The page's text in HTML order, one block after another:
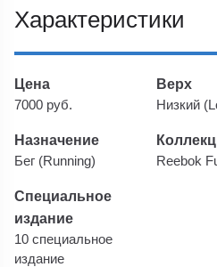
Характеристики
Цена
7000 руб.
Верх
Низкий
Назначение
Бег (Running) Reebok
Специальное
издание
10 специальное
издание